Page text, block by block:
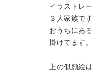
イラストレ
３人家族で
おうちにあ
掛けてます。
上の似顔絵